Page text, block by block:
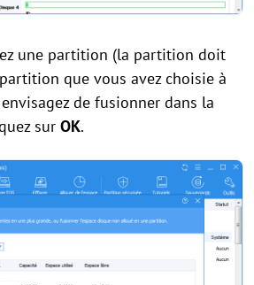
une partition (la partition doit
que vous avez choisie à
de fusionner dans la
sur OK.